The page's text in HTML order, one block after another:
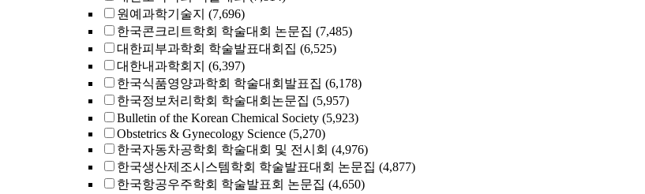
원예과학기술지 (7,696)
한국콘크리트학회 학술대회 논문집 (7,485)
대한피부과학회 학술발표대회집 (6,525)
대한내과학회지 (6,397)
한국식품영양과학회 학술대회발표집 (6,178)
한국정보처리학회 학술대회논문집 (5,957)
Bulletin of the Korean Chemical Society (5,923)
Obstetrics & Gynecology Science (5,270)
한국자동차공학회 학술대회 및 전시회 (4,976)
한국생산제조시스템학회 학술발표대회 논문집 (4,877)
한국항공우주학회 학술발표회 논문집 (4,650)